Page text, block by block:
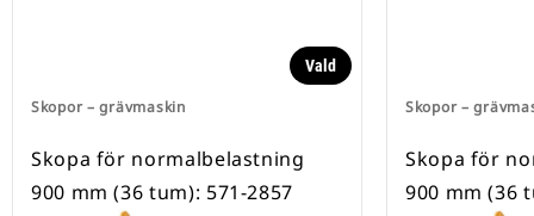
Skopor – grävmaskin
Vald
Skopa för normalbelastning
900 mm (36 tum): 571-2857
Skopor –
Skopa för
900 mm (36